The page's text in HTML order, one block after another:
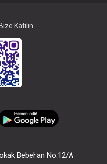
Katılın.
Bebehan No:12/A